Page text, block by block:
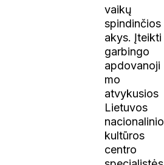
vaikų
spindinčios
akys. Įteikti
garbingo
apdovanoji
mo
atvykusios
Lietuvos
nacionalinio
kultūros
centro